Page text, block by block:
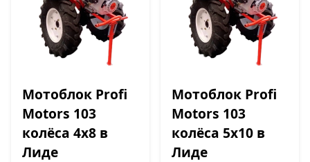
Мотоблок Profi
Motors 103
колёса 4х8 в
Лиде
Мотоблок Profi
Motors 103
колёса 5х10 в
Лиде